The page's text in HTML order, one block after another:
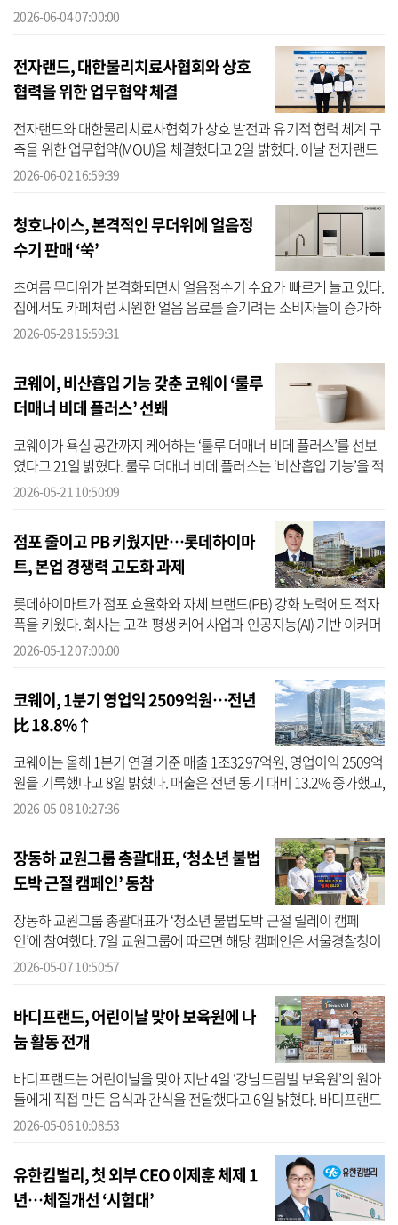
차입금 증가와 현금성 자산 감소로 재무 부담도 가중되고 있다. 회사
2026-06-04 07:00:00
전자랜드, 대한물리치료사협회와 상호
협력을 위한 업무협약 체결
전자랜드와 대한물리치료사협회가 상호 발전과 유기적 협력 체계 구
축을 위한 업무협약(MOU)을 체결했다고 2일 밝혔다. 이날 전자랜드
에 따르면 지난 1일 서울 용산구에 위치한 전자랜드 본사에서 김형영
2026-06-02 16:59:39
청호나이스, 본격적인 무더위에 얼음정
수기 판매 ‘쑥’
초여름 무더위가 본격화되면서 얼음정수기 수요가 빠르게 늘고 있다.
집에서도 카페처럼 시원한 얼음 음료를 즐기려는 소비자들이 증가하
면서 얼음정수기는 여름철 대표 가전으로 주목받고 있다. 특히 최근
2026-05-28 15:59:31
코웨이, 비산흡입 기능 갖춘 코웨이 ‘룰루
더매너 비데 플러스’ 선봬
코웨이가 욕실 공간까지 케어하는 ‘룰루 더매너 비데 플러스’를 선보
였다고 21일 밝혔다. 룰루 더매너 비데 플러스는 ‘비산흡입 기능’을 적
용했다. 변기 물을 내릴 때 발생하는 미세 물방울과 세균을 흡입한다.
2026-05-21 10:50:09
점포 줄이고 PB 키웠지만…롯데하이마
트, 본업 경쟁력 고도화 과제
롯데하이마트가 점포 효율화와 자체 브랜드(PB) 강화 노력에도 적자
폭을 키웠다. 회사는 고객 평생 케어 사업과 인공지능(AI) 기반 이커머
스 등 신사업 카드를 꺼내들었지만, 온라인 중심 소비가 굳어진 상황
2026-05-12 07:00:00
코웨이, 1분기 영업익 2509억원…전년
比 18.8%↑
코웨이는 올해 1분기 연결 기준 매출 1조3297억원, 영업이익 2509억
원을 기록했다고 8일 밝혔다. 매출은 전년 동기 대비 13.2% 증가했고,
영업이익은 18.8% 늘었다. 국내 사업 매출은 전년 동기 대비 9.5% 성
2026-05-08 10:27:36
장동하 교원그룹 총괄대표, ‘청소년 불법
도박 근절 캠페인’ 동참
장동하 교원그룹 총괄대표가 ‘청소년 불법도박 근절 릴레이 캠페
인’에 참여했다. 7일 교원그룹에 따르면 해당 캠페인은 서울경찰청이
주관하는 공익 활동이다. 온라인과 모바일을 통해 확산되는 청소년
2026-05-07 10:50:57
바디프랜드, 어린이날 맞아 보육원에 나
눔 활동 전개
바디프랜드는 어린이날을 맞아 지난 4일 ‘강남드림빌 보육원’의 원아
들에게 직접 만든 음식과 간식을 전달했다고 6일 밝혔다. 바디프랜드
는 2016년 첫 인연을 맺은 강남드림빌 보육원에 11년째 꾸준한 나눔
2026-05-06 10:08:53
유한킴벌리, 첫 외부 CEO 이제훈 체제 1
년…체질개선 ‘시험대’